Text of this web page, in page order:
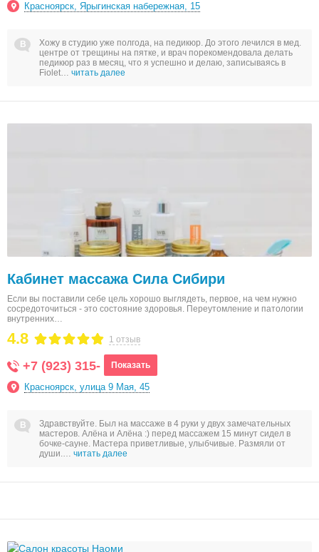
Красноярск, Ярыгинская набережная, 15
Хожу в студию уже полгода, на педикюр. До этого лечился в мед.
центре от трещины на пятке, и врач порекомендовала делать
педикюр раз в месяц, что я успешно и делаю, записываясь в
Fiolet… читать далее
Кабинет массажа Сила Сибири
Если вы поставили себе цель хорошо выглядеть, первое, на чем нужно
сосредоточиться - это состояние здоровья. Переутомление и патологии
внутренних…
1 отзыв
4.8
+7 (923) 315- Показать
Красноярск, улица 9 Мая, 45
Здравствуйте. Был на массаже в 4 руки у двух замечательных
мастеров. Алёна и Алёна :) перед массажем 15 минут сидел в
бочке-сауне. Мастера приветливые, улыбчивые. Размяли от
души.… читать далее